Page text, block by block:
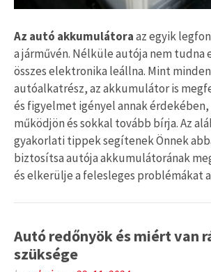
Az autó akkumulátoraaz egyik
a járművén. Nélküle autója nem tudna
összes elektronika leállna. Mint
autóalkatrész, az akkumulátor is
és figyelmet igényel annak érdekében,
működjön és sokkal tovább bírja. Az
gyakorlati tippek segítenek Önnek
biztosítsa autója akkumulátorának
és elkerülje a felesleges problémákat
Autó redőnyök és miért van
szüksége